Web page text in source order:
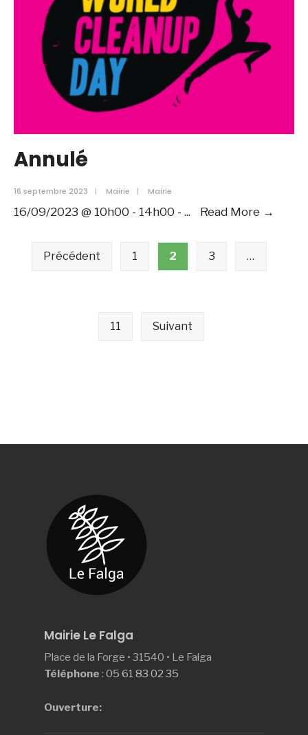
Annulé
16 septembre 2023 | Mairie | Mairie
16/09/2023 @ 10h00 - 14h00 - ... Read More →
Pagination
desPrécédent 1 2 3 …
11 Suivant
Mairie Le Falga
Place de la Forge • 31540 • Le Falga
Téléphone : 05 61 83 02 35
Ouverture: